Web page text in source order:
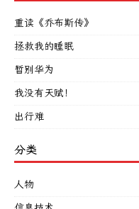
重读《乔布斯传》
拯救我的睡眠
暂别华为
我没有天赋！
出行难
分类
人物